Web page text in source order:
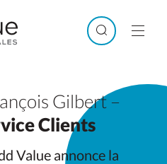
Search
Gilbert –
Clients
Value annonce la